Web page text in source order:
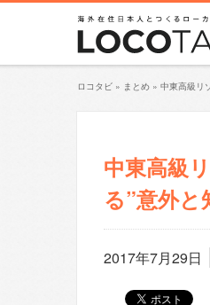
ロコタビ » まとめ » 中東高級リ
中東高級
る”意外と
2017年7月29日